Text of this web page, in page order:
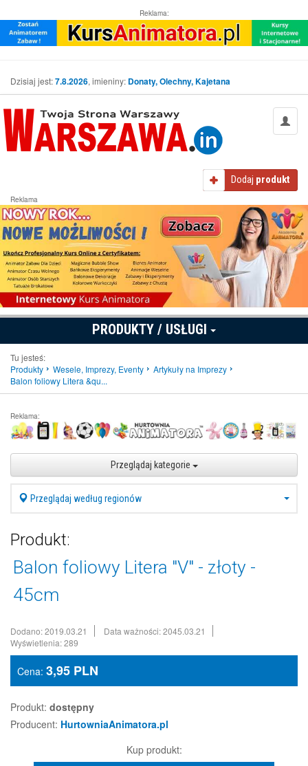
Reklama:
Dzisiaj jest:7.8.2026, imieniny: Donaty, Olechny, Kajetana
Dodaj produkt
Reklama
PRODUKTY / USŁUGI
Tu jesteś:
Produkty
Wesele, Imprezy, Eventy
Artykuły na Imprezy
Balon foliowy Litera &qu...
Reklama:
Przeglądaj kategorie
Przeglądaj według regionów
Produkt:
Balon foliowy Litera "V" - złoty -
45cm
Dodano: 2019.03.21
Data ważności: 2045.03.21
Wyświetlenia: 289
Cena: 3,95 PLN
Produkt: dostępny
Producent: HurtowniaAnimatora.pl
Kup produkt: